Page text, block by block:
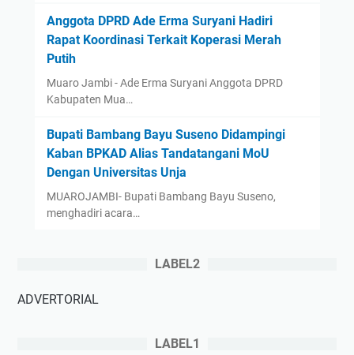
Anggota DPRD Ade Erma Suryani Hadiri
Rapat Koordinasi Terkait Koperasi Merah
Putih
Muaro Jambi - Ade Erma Suryani Anggota DPRD
Kabupaten Mua…
‎Bupati Bambang Bayu Suseno Didampingi
Kaban BPKAD Alias Tandatangani MoU
Dengan Universitas Unja ‎ ‎
‎MUAROJAMBI- Bupati Bambang Bayu Suseno,
menghadiri acara…
LABEL2
ADVERTORIAL
LABEL1